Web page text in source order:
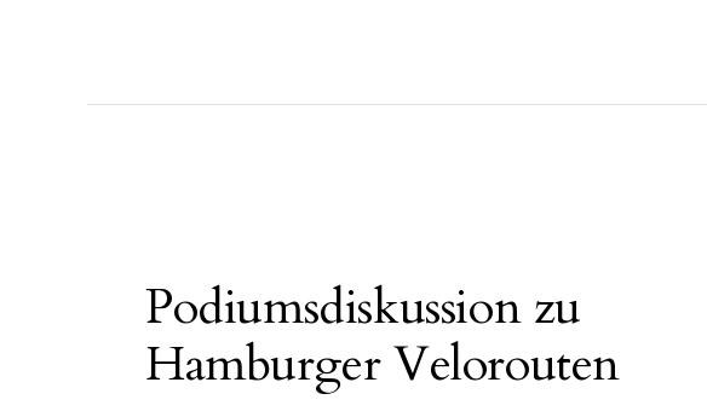
Podiumsdiskussion zu
Hamburger Velorouten